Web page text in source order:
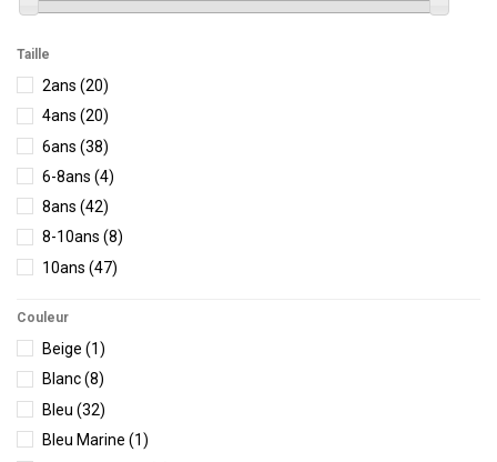
Protest(12)
Salty Crew
Santa Cruz Skateboards
STERED(21)
Vissla(6)
Volcom(9)
Taille
2ans (20)
4ans (20)
6ans (38)
6-8ans (4)
8ans (42)
8-10ans (8)
10ans (47)
10-12ans
12ans(54)
12-14 ans
14ans(53)
16ans(40)
Couleur
Beige (1)
Blanc(8)
Bleu (32)
Bleu Marine (1)